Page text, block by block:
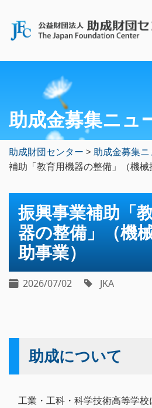
助成金募集ニュ
助成財団センター >助成金募集ニ
補助「教育用機器の整備」（機械
振興事業補助「
器の整備」（機
助事業）
2026/07/02 JKA
助成について
工業・工科・科学技術高等学